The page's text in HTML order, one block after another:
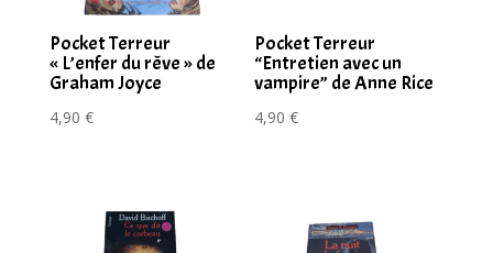
Pocket Terreur
« L’enfer du rêve » de
Graham Joyce
4,90 €
Pocket Terreur
“Entretien avec un
vampire” de Anne Rice
4,90€